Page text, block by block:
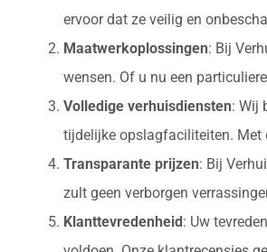
ervoor dat ze veilig en
Maatwerkoplossingen: Bij
wensen. Of u nu een
Volledige verhuisdiensten: Wij
tijdelijke opslagfaciliteiten. Met
Transparante prijzen: Bij
zult geen verborgen
Klanttevredenheid: Uw